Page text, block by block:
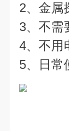
2、金属
3、不需
4、不用
5、日常